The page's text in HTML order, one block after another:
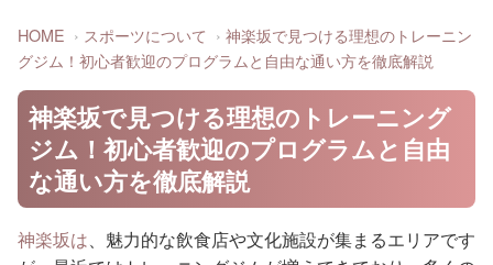
HOME スポーツについて
神楽坂で見つける理想のトレーニン
グジム！初心者歓迎のプログラムと自由な通い方を徹底解説
神楽坂で見つける理想のトレーニング
ジム！初心者歓迎のプログラムと自由
な通い方を徹底解説
神楽坂は、魅力的な飲食店や文化施設が集まるエリアです